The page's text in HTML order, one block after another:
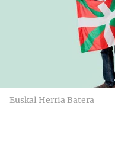
Euskal Herria Batera